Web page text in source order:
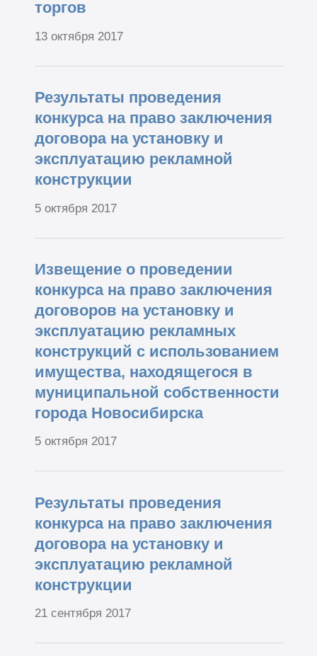
торгов
13 октября 2017
Результаты проведения
конкурса на право заключения
договора на установку и
эксплуатацию рекламной
конструкции
5 октября 2017
Извещение о проведении
конкурса на право заключения
договоров на установку и
эксплуатацию рекламных
конструкций с использованием
имущества, находящегося в
муниципальной собственности
города Новосибирска
5 октября 2017
Результаты проведения
конкурса на право заключения
договора на установку и
эксплуатацию рекламной
конструкции
21 сентября 2017